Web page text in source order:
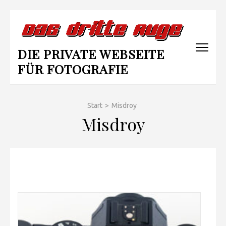
Inhalt
springen
(Enter
drücken)
DIE PRIVATE WEBSEITE
FÜR FOTOGRAFIE
Start > Misdroy
Misdroy